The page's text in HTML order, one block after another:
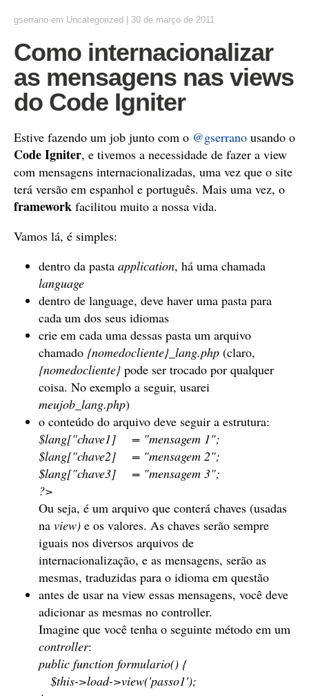
gserrano em Uncategorized 30 de março de 2011
Como internacionalizar
as mensagens nas views
do Code Igniter
Estive fazendo um job junto com o @gserrano usando o
Code Igniter, e tivemos a necessidade de fazer a view
com mensagens internacionalizadas, uma vez que o site
terá versão em espanhol e português. Mais uma vez, o
framework facilitou muito a nossa vida.
Vamos lá, é simples:
dentro da pasta application, há uma chamada
language
dentro de language, deve haver uma pasta para
cada um dos seus idiomas
crie em cada uma dessas pasta um arquivo
chamado {nomedocliente}_lang.php (claro,
{nomedocliente} pode ser trocado por qualquer
coisa. No exemplo a seguir, usarei
meujob_lang.php)
o conteúdo do arquivo deve seguir a estrutura:
$lang["chave1] = "mensagem 1";
$lang["chave2] = "mensagem 2";
$lang["chave3] = "mensagem 3";
?>
Ou seja, é um arquivo que conterá chaves (usadas
na view) e os valores. As chaves serão sempre
iguais nos diversos arquivos de
internacionalização, e as mensagens, serão as
mesmas, traduzidas para o idioma em questão
antes de usar na view essas mensagens, você deve
adicionar as mesmas no controller.
Imagine que você tenha o seguinte método em um
controller:
public function formulario() {
$this->load->view('passo1');